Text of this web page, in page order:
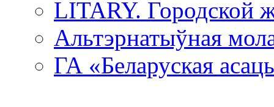
LITARY. Городской
Альтэрнатыўная
ГА «Беларуская